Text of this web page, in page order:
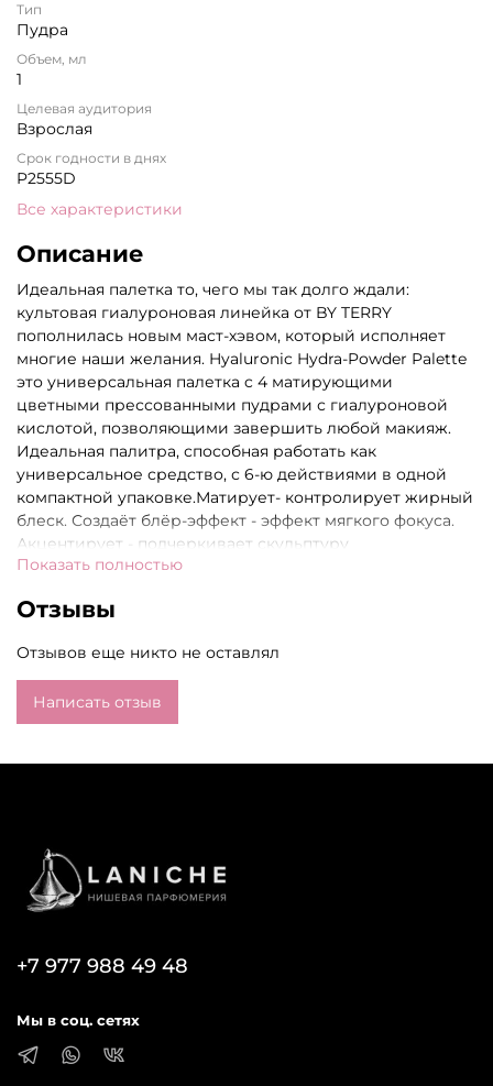
Тип
Пудра
Объем, мл
1
Целевая аудитория
Взрослая
Срок годности в днях
P2555D
Все характеристики
Описание
Идеальная палетка то, чего мы так долго ждали:
культовая гиалуроновая линейка от BY TERRY
пополнилась новым маст-хэвом, который исполняет
многие наши желания. Hyaluronic Hydra-Powder Palette
это универсальная палетка c 4 матирующими
цветными прессованными пудрами с гиалуроновой
кислотой, позволяющими завершить любой макияж.
Идеальная палитра, способная работать как
универсальное средство, с 6-ю действиями в одной
компактной упаковке.Матирует- контролирует жирный
блеск. Создаёт блёр-эффект - эффект мягкого фокуса.
Акцентирует - подчеркивает скульптуру
лица.Разглаживает - заполняет поры и морщины.
Показать полностью
Отзывы
Отзывов еще никто не оставлял
Написать отзыв
+7 977 988 49 48
Мы в соц. сетях